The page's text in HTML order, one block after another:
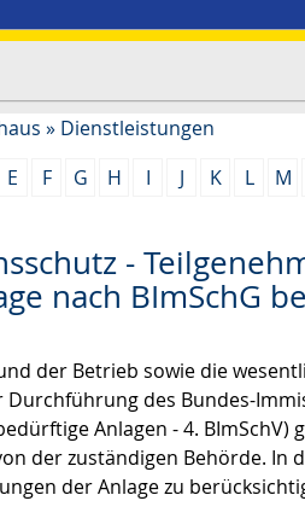
» Dienstleistungen
E F G H I J K L M
-
nach BImSchG
der Betrieb sowie die
des Bundes-
Anlagen - 4.
der zuständigen Behörde.
der Anlage zu